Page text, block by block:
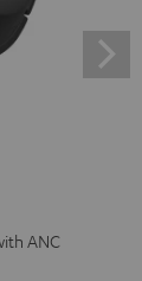
ANC